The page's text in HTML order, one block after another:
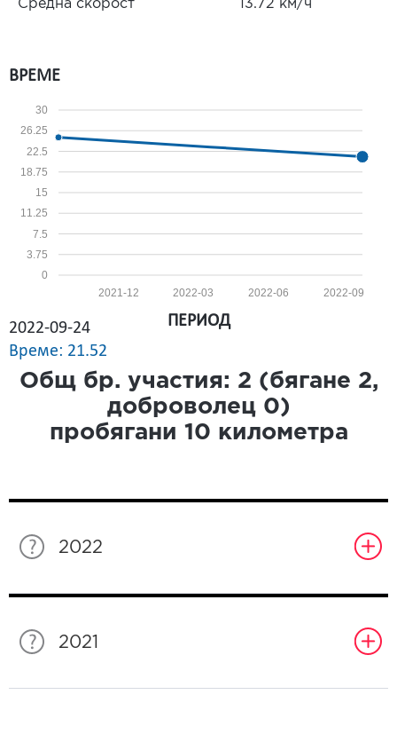
Средна скорост 13.72 км/ч
ВРЕМЕ
0
3.75
7.5
11.25
15
18.75
22.5
26.25
30
2022-09
2022-06
2022-03
2021-12
2022-09-24
Време: 21.52
ПЕРИОД
Общ бр. участия: 2 (бягане 2,
доброволец 0)
пробягани 10 километра
2022
2021